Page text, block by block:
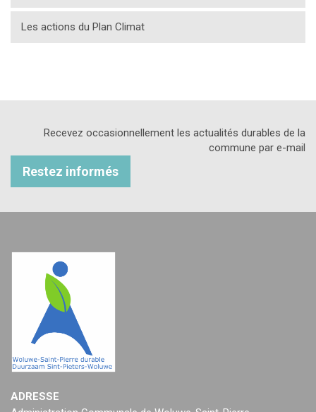
Les actions du Plan Climat
Recevez occasionnellement les actualités durables de la
commune par e-mail
Restez informés
ADRESSE